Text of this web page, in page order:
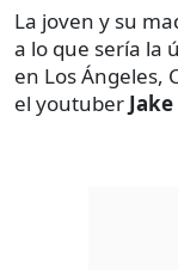
La joven y su
a lo que sería la
en Los Ángeles,
el youtuber